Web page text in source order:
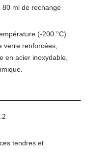
80 ml de rechange
(-200 °C).
verre renforcées,
en acier inoxydable,
tendres et